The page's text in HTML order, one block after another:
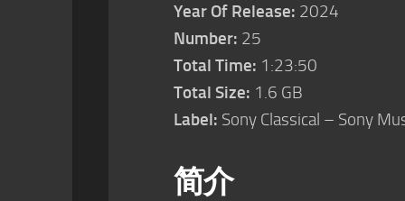
Year Of Release: 2024
Number: 25
Total Time: 1:23:50
Total Size: 1.6 GB
Label: Sony Classical – Sony
简介